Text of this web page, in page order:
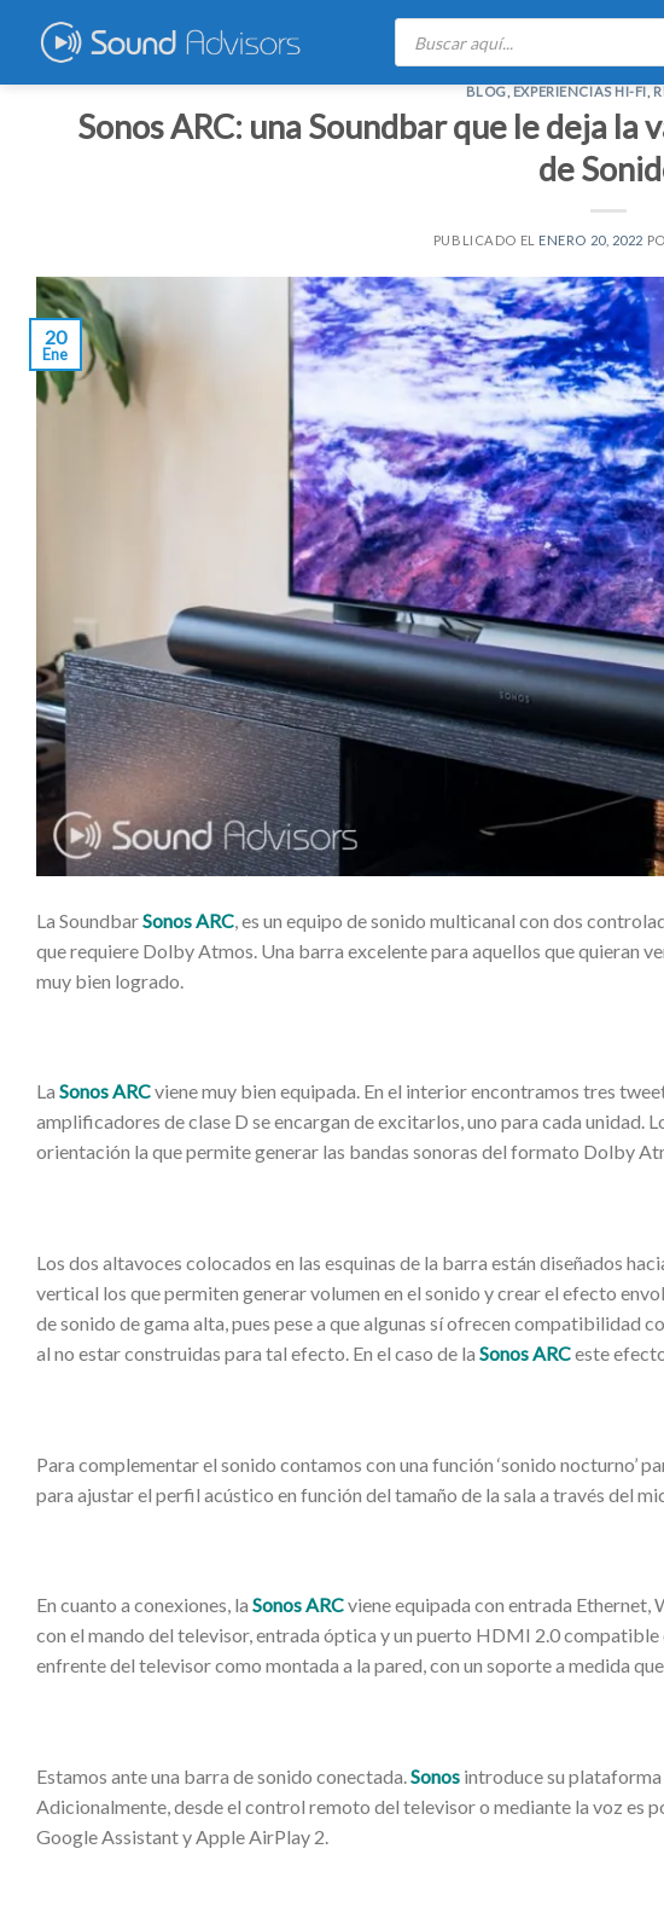
Búsqueda
BLOG, EXPERIENCIAS HI-FI,
Sonos ARC: una Soundbar que le deja la
de
PUBLICADO EL ENERO 20, 2022
20
Ene
La SoundbarSonos ARC , es un equipo de sonido multicanal con dos
que requiere Dolby Atmos. Una barra excelente para aquellos que quieran
muy bien logrado.
La Sonos ARCviene muy bien equipada. En el interior encontramos tres
amplificadores de clase D se encargan de excitarlos, uno para cada unidad.
orientación la que permite generar las bandas sonoras del formato Dolby
Los dos altavoces colocados en las esquinas de la barra están diseñados
vertical los que permiten generar volumen en el sonido y crear el efecto
de sonido de gama alta, pues pese a que algunas sí ofrecen compatibilidad
al no estar construidas para tal efecto. En el caso de la Sonos ARCeste
Para complementar el sonido contamos con una función ‘sonido nocturno’
para ajustar el perfil acústico en función del tamaño de la sala a través del
En cuanto a conexiones, la Sonos ARCviene equipada con entrada
con el mando del televisor, entrada óptica y un puerto HDMI 2.0
enfrente del televisor como montada a la pared, con un soporte a medida
Estamos ante una barra de sonido conectada. Sonos introduce su plataforma
Adicionalmente, desde el control remoto del televisor o mediante la voz es
Google Assistant y Apple AirPlay 2.